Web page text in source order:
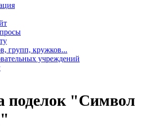
групп, кружков...
учреждений
поделок "Символ